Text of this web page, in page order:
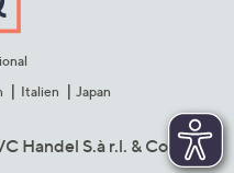
Italien Japan
Handel S.à r.l. & Co. KG